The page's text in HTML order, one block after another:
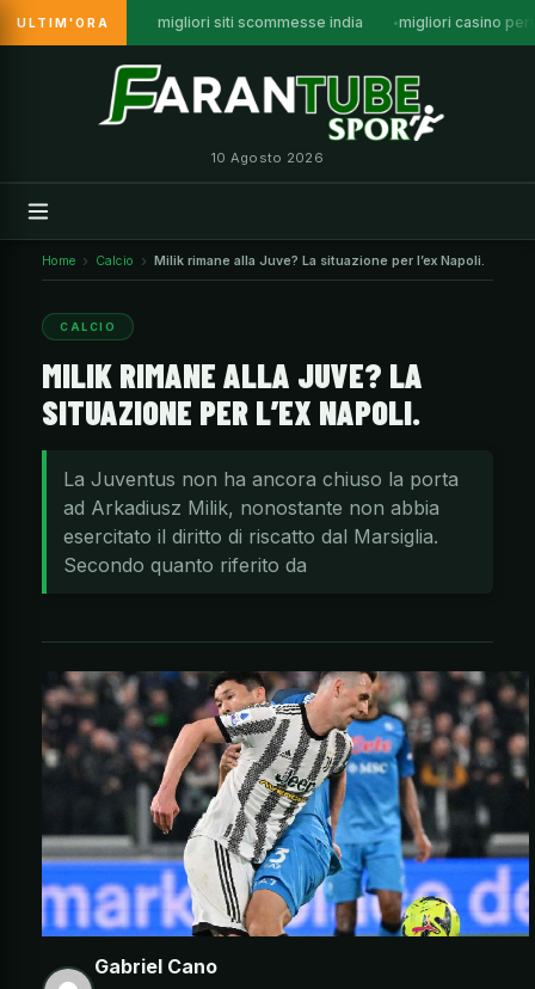
ULTIM'ORA migliori siti scommesse india migliori casino
10 Agosto 2026
Home Calcio Milik rimane alla Juve? La situazione per l’ex Napoli.
CALCIO
MILIK RIMANE ALLA JUVE? LA
SITUAZIONE PER L’EX NAPOLI.
La Juventus non ha ancora chiuso la porta
ad Arkadiusz Milik, nonostante non abbia
esercitato il diritto di riscatto dal Marsiglia.
Secondo quanto riferito da
Gabriel Cano